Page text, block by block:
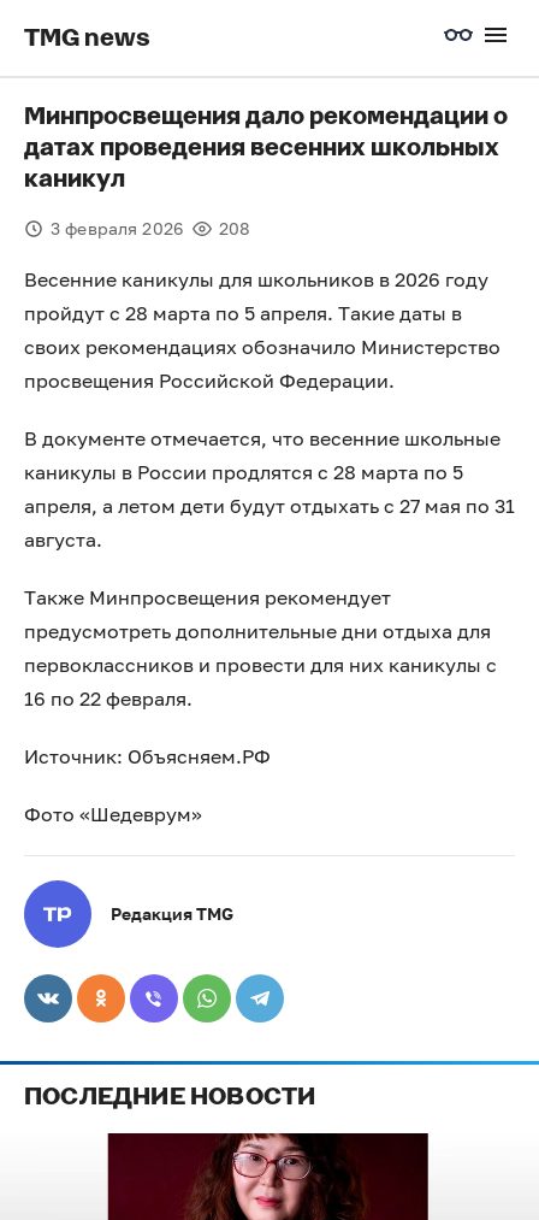
TMG news
Минпросвещения дало рекомендации о
датах проведения весенних школьных
каникул
3 февраля 2026 208
Весенние каникулы для школьников в 2026 году
пройдут с 28 марта по 5 апреля. Такие даты в
своих рекомендациях обозначило Министерство
просвещения Российской Федерации.
В документе отмечается, что весенние школьные
каникулы в России продлятся с 28 марта по 5
апреля, а летом дети будут отдыхать с 27 мая по 31
августа.
Также Минпросвещения рекомендует
предусмотреть дополнительные дни отдыха для
первоклассников и провести для них каникулы с
16 по 22 февраля.
Источник: Объясняем.РФ
Фото «Шедеврум»
Редакция TMG
ПОСЛЕДНИЕ НОВОСТИ